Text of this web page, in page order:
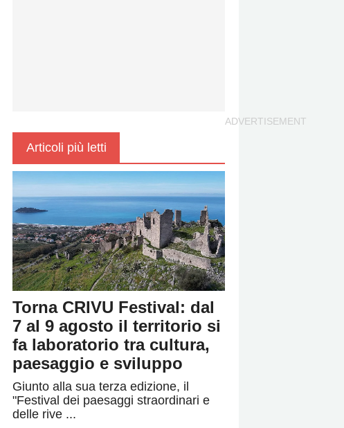
Articoli più letti
Torna CRIVU Festival: dal
7 al 9 agosto il territorio si
fa laboratorio tra cultura,
paesaggio e sviluppo
Giunto alla sua terza edizione, il
"Festival dei paesaggi straordinari e
delle rive ...